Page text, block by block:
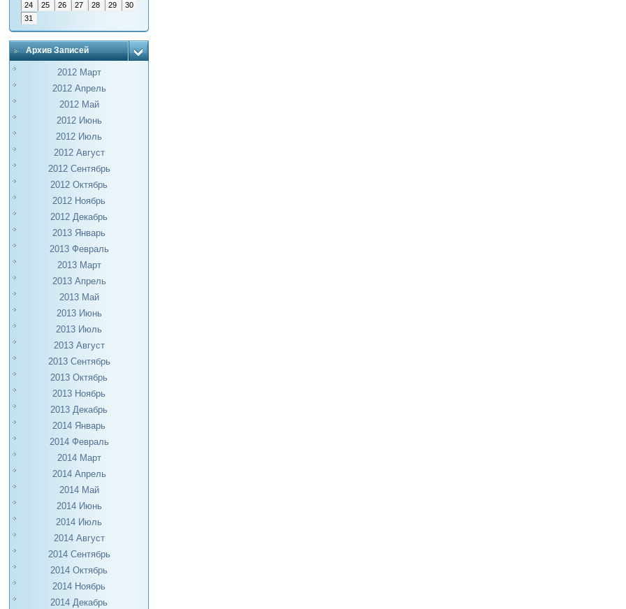
24
25 26 27 28 29
30
31
Архив Записей
2012 Март
2012 Апрель
2012 Май
2012 Июнь
2012 Июль
2012 Август
2012 Сентябрь
2012 Октябрь
2012 Ноябрь
2012 Декабрь
2013 Январь
2013 Февраль
2013 Март
2013 Апрель
2013 Май
2013 Июнь
2013 Июль
2013 Август
2013 Сентябрь
2013 Октябрь
2013 Ноябрь
2013 Декабрь
2014 Январь
2014 Февраль
2014 Март
2014 Апрель
2014 Май
2014 Июнь
2014 Июль
2014 Август
2014 Сентябрь
2014 Октябрь
2014 Ноябрь
2014 Декабрь